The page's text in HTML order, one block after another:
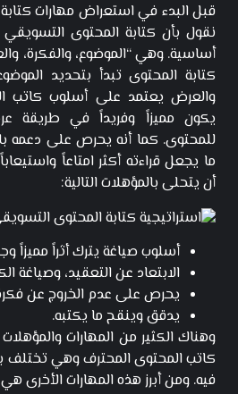
قبل البدء في استعراض مهارات
نقول بأن كتابة المحتوى
أساسية. وهي “الموضوع، والفكرة،
كتابة المحتوى تبدأ بتحديد
والعرض يعتمد على أسلوب كاتب
يكون مميزاً وفريداً في طريقة
للمحتوى. كما أنه يحرص على دعمه
ما يجعل قراءته أكثر امتاعاً
أن يتحلى بالمؤهلات التالية:
أسلوب صياغة يترك أثراً مميزاً
الابتعاد عن التعقيد، وصياغة
يحرص على عدم الخروج عن
يدقق وينقح ما يكتبه.
وهناك الكثير من المهارات
كاتب المحتوى المحترف وهي تختلف
فيه. ومن أبرز هذه المهارات الأخرى